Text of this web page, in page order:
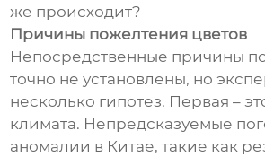
же происходит?
Причины пожелтения цветов
Непосредственные причины
точно не установлены, но
несколько гипотез. Первая –
климата. Непредсказуемые
аномалии в Китае, такие как